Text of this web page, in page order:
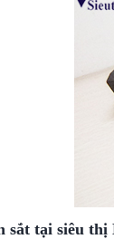
sắt tại siêu